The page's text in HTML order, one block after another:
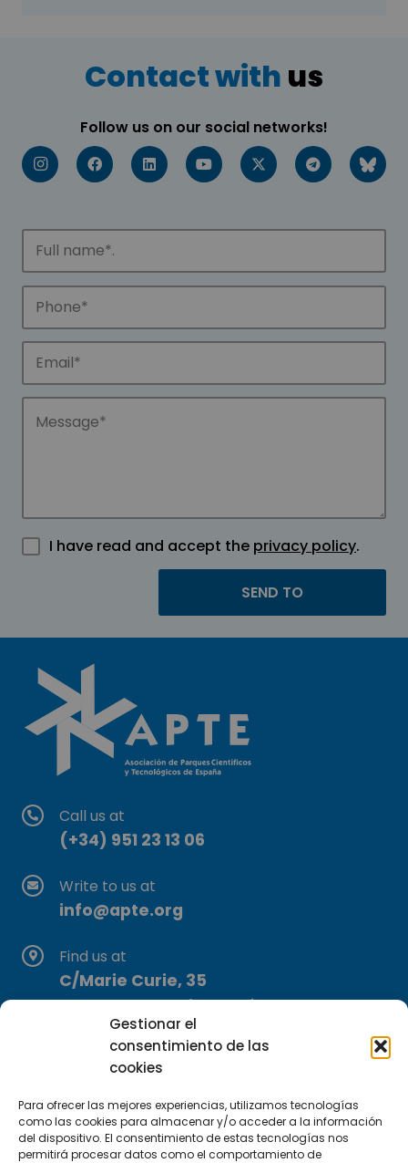
Gestionar el
consentimiento de las
cookies
Para ofrecer las mejores experiencias, utilizamos tecnologías
como las cookies para almacenar y/o acceder a la información
del dispositivo. El consentimiento de estas tecnologías nos
permitirá procesar datos como el comportamiento de
Contact with us
Follow us on our social networks!
I have read and accept the privacy policy.
Call us at
(+34) 951 23 13 06
Write to us at
info@apte.org
Find us at
C/Marie Curie, 35
29590 Campanillas, Málaga
Subscribe to our Newsletter